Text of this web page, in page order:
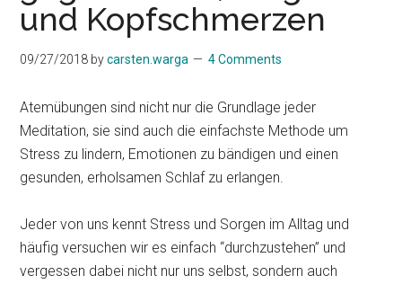
und Kopfschmerzen
09/27/2018 bycarsten.warga 4 Comments
Atemübungen sind nicht nur die Grundlage jeder
Meditation, sie sind auch die einfachste Methode um
Stress zu lindern, Emotionen zu bändigen und einen
gesunden, erholsamen Schlaf zu erlangen.
Jeder von uns kennt Stress und Sorgen im Alltag und
häufig versuchen wir es einfach “durchzustehen” und
vergessen dabei nicht nur uns selbst, sondern auch